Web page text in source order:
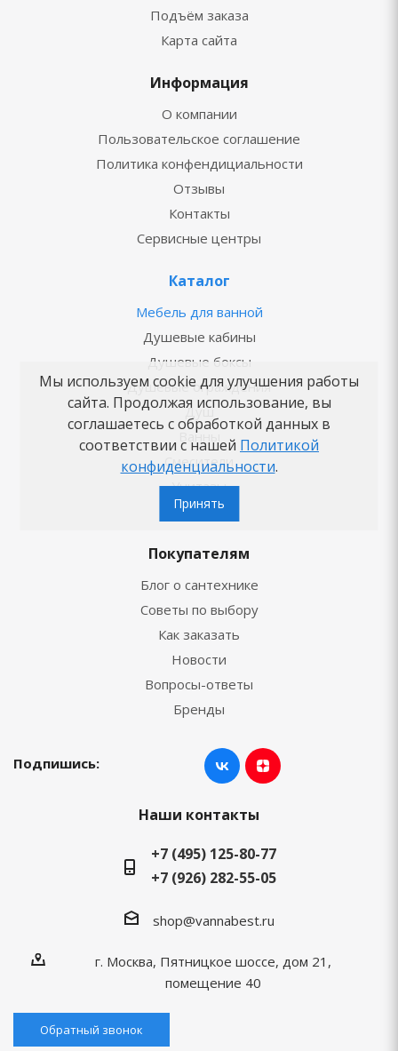
Подъём заказа
Карта сайта
Информация
О компании
Пользовательское соглашение
Политика конфендициальности
Отзывы
Контакты
Сервисные центры
Каталог
Мебель для ванной
Душевые кабины
Душевые боксы
Душевые ограждения
Душ
Ванны
Смесители
Унитазы
Раковины
Покупателям
Блог о сантехнике
Советы по выбору
Как заказать
Новости
Вопросы-ответы
Бренды
Подпишись:
Наши контакты
+7 (495) 125-80-77
+7 (926) 282-55-05
shop@vannabest.ru
г. Москва, Пятницкое шоссе, дом 21,
помещение 40
Обратный звонок
Мы используем cookie для улучшения работы
сайта. Продолжая использование, вы
соглашаетесь с обработкой данных в
соответствии с нашей Политикой
конфиденциальности.
Принять